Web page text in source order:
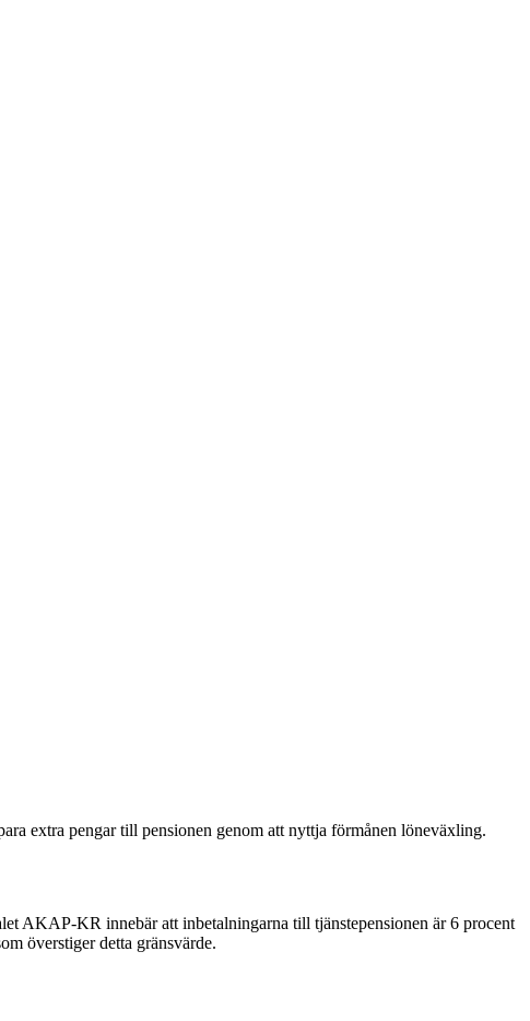
extra pengar till pensionen genom att nyttja förmånen löneväxling.
AKAP-KR innebär att inbetalningarna till tjänstepensionen är 6 procent
överstiger detta gränsvärde.